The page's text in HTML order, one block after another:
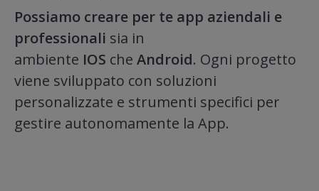
Possiamo creare per te app aziendali e
professionali sia in
ambiente IOS che Android. Ogni progetto
viene sviluppato con soluzioni
personalizzate e strumenti specifici per
gestire autonomamente la App.